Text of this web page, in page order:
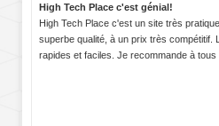
High Tech Place c'est génial!
High Tech Place c'est un site très
superbe qualité, à un prix très compétitif.
rapides et faciles. Je recommande à tous